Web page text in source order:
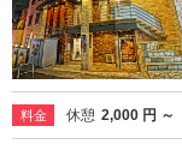
料金 休憩 2,000 円 ～